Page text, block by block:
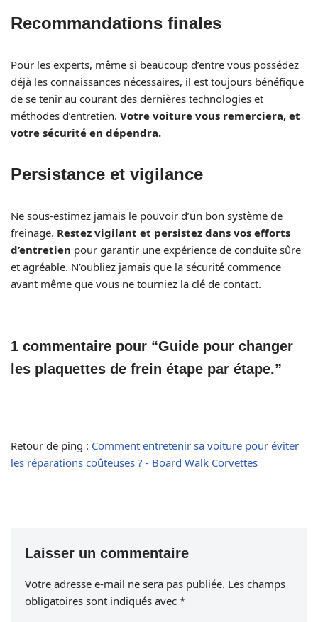
Recommandations finales
Pour les experts, même si beaucoup d’entre vous possédez
déjà les connaissances nécessaires, il est toujours bénéfique
de se tenir au courant des dernières technologies et
méthodes d’entretien. Votre voiture vous remerciera, et
votre sécurité en dépendra.
Persistance et vigilance
Ne sous-estimez jamais le pouvoir d’un bon système de
freinage. Restez vigilant et persistez dans vos efforts
d’entretien pour garantir une expérience de conduite sûre
et agréable. N’oubliez jamais que la sécurité commence
avant même que vous ne tourniez la clé de contact.
1 commentaire pour “Guide pour changer
les plaquettes de frein étape par étape.”
Retour de ping : Comment entretenir sa voiture pour éviter
les réparations coûteuses ? - Board Walk Corvettes
Laisser un commentaire
Votre adresse e-mail ne sera pas publiée. Les champs
obligatoires sont indiqués avec *